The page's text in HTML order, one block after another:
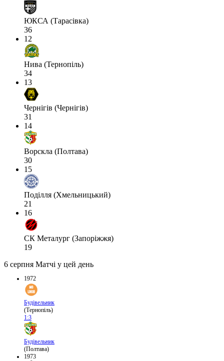
ЮКСА (Тарасівка)
36
12
Нива (Тернопіль)
34
13
Чернігів (Чернігів)
31
14
Ворскла (Полтава)
30
15
Поділля (Хмельницький)
21
16
СК Металург (Запоріжжя)
19
6 серпня Матчі у цей день
1972
Будівельник
(Тернопіль)
1:3
Будівельник
(Полтава)
1973